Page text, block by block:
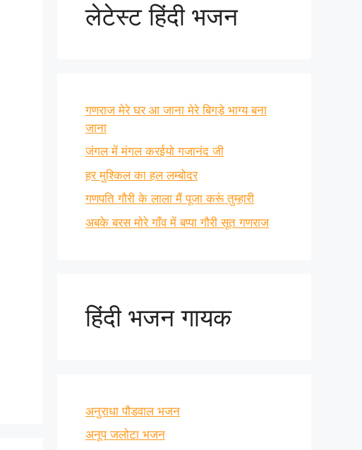
लेटेस्ट हिंदी भजन
गणराज मेरे घर आ जाना मेरे बिगड़े भाग्य बना
जाना
जंगल में मंगल करईयो गजानंद जी
हर मुश्किल का हल लम्बोदर
गणपति गौरी के लाला मैं पूजा करूं तुम्हारी
अबके बरस मोरे गाँव में बप्पा गौरी सूत गणराज
हिंदी भजन गायक
अनुराधा पौडवाल भजन
अनूप जलोटा भजन